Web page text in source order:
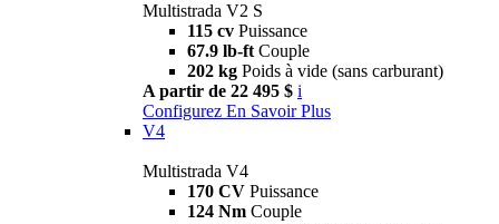
Multistrada V2 S
115 cv Puissance
67.9 lb-ft Couple
202 kg Poids à vide (sans carburant)
A partir de 22 495 $ i
Configurez En Savoir Plus
V4
Multistrada V4
170 CV Puissance
124 Nm Couple